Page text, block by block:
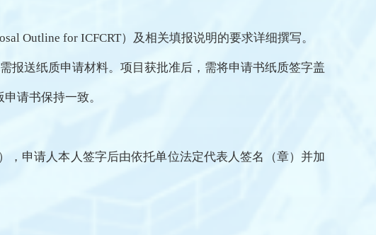
Outline for ICFCRT）及相关填报说明的要求详细撰写。
报送纸质申请材料。项目获批准后，需将申请书纸质签字盖
请书保持一致。
，申请人本人签字后由依托单位法定代表人签名（章）并加